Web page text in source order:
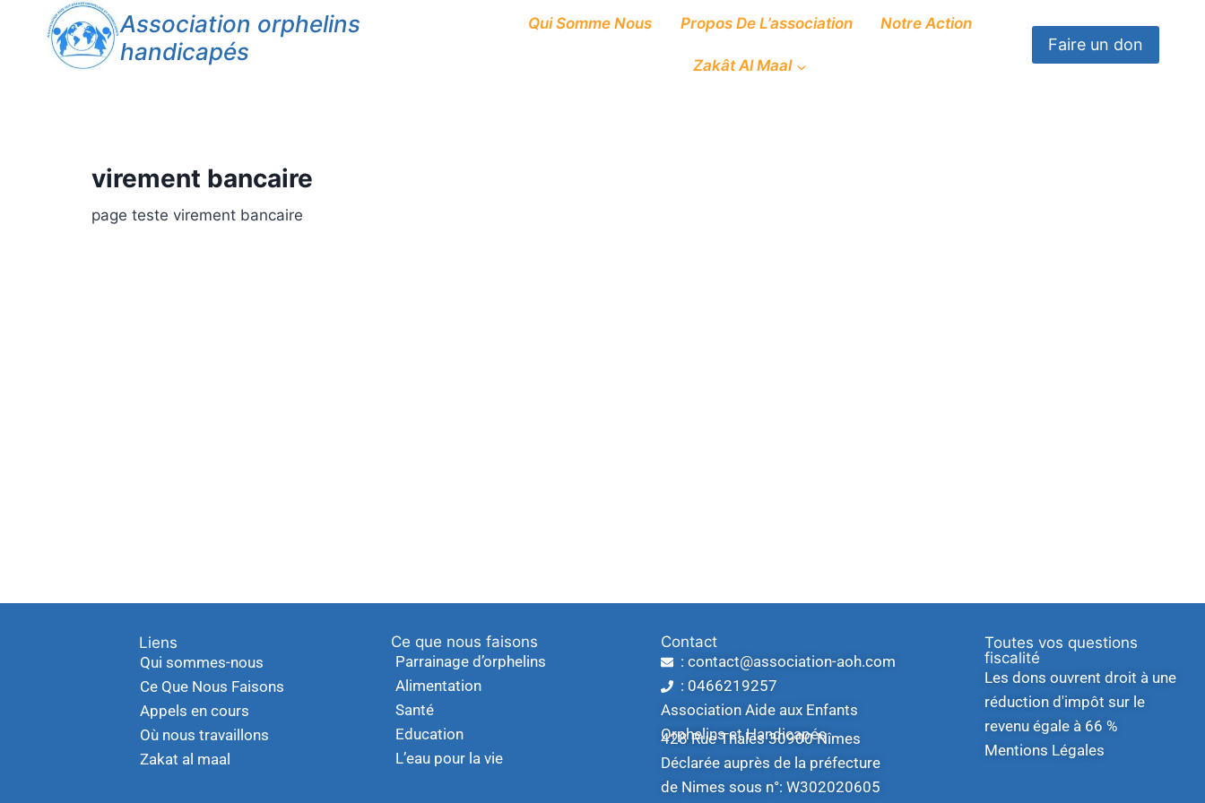
Association orphelins
handicapés
Qui Somme Nous Propos De L’association Notre Action
Zakât Al Maal
Faire un don
virement bancaire
page teste virement bancaire
Liens
Qui sommes-nous
Ce Que Nous Faisons
Appels en cours
Où nous travaillons
Zakat al maal
Ce que nous faisons
Parrainage d’orphelins
Alimentation
Santé
Education
L’eau pour la vie
Contact
: contact@association-aoh.com
: 0466219257
Association Aide aux Enfants
Orphelins et Handicapés
428 Rue Thalès 30900 Nîmes
Déclarée auprès de la préfecture
de Nimes sous n°: W302020605
Toutes vos questions
fiscalité
Les dons ouvrent droit à une
réduction d'impôt sur le
revenu égale à 66 %
Mentions Légales